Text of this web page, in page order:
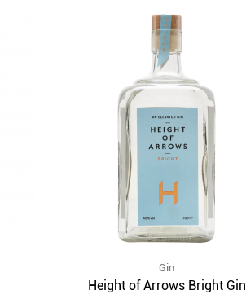
Gin
Height of Arrows Bright Gin